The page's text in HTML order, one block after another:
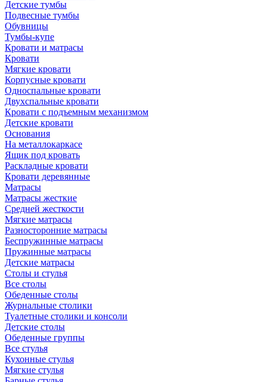
Детские тумбы
Подвесные тумбы
Обувницы
Тумбы-купе
Кровати и матрасы
Кровати
Мягкие кровати
Корпусные кровати
Односпальные кровати
Двухспальные кровати
Кровати с подъемным механизмом
Детские кровати
Основания
На металлокаркасе
Ящик под кровать
Раскладные кровати
Кровати деревянные
Матрасы
Матрасы жесткие
Средней жесткости
Мягкие матрасы
Разносторонние матрасы
Беспружинные матрасы
Пружинные матрасы
Детские матрасы
Столы и стулья
Все столы
Обеденные столы
Журнальные столики
Туалетные столики и консоли
Детские столы
Обеденные группы
Все стулья
Кухонные стулья
Мягкие стулья